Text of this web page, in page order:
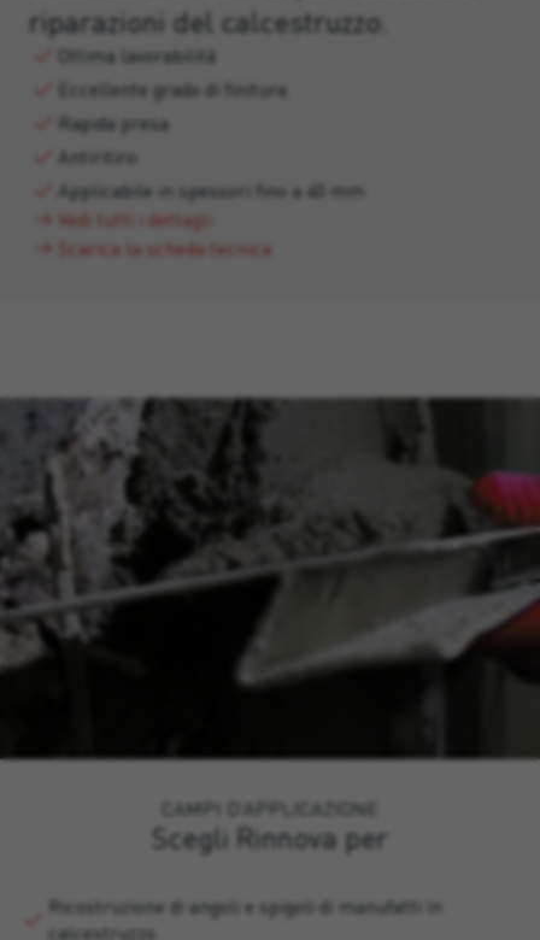
riparazioni del calcestruzzo.
Ottima lavorabilità
Eccellente grado di finitura
Rapida presa
Antiritiro
Applicabile in spessori fino a 40 mm
Vedi tutti i dettagli
Scarica la scheda tecnica
CAMPI D’APPLICAZIONE
Scegli Rinnova per
Ricostruzione di angoli e spigoli di manufatti in
calcestruzzo.